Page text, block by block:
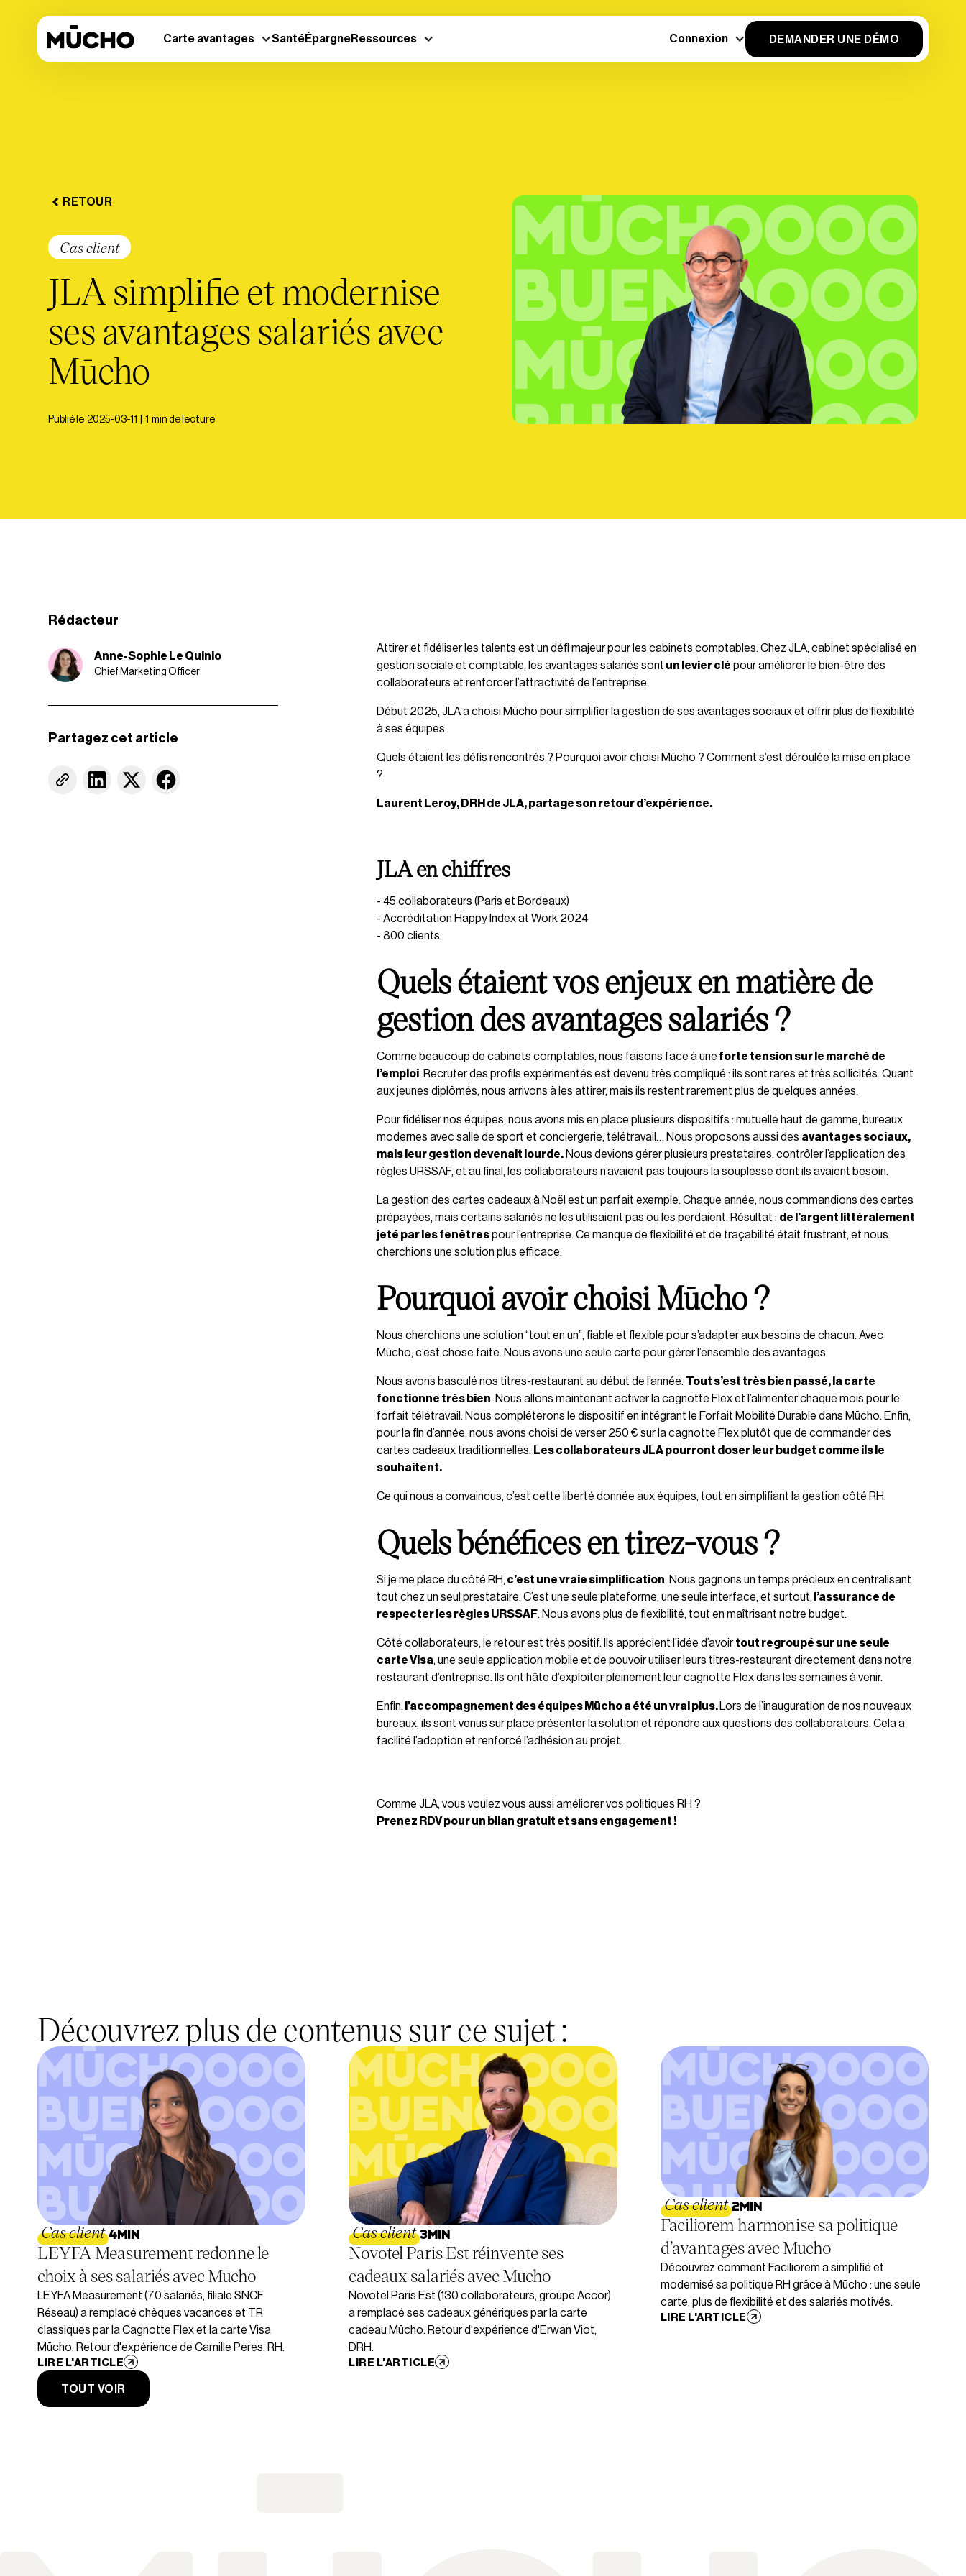
Carte avantages SantéÉpargneRessources Connexion DEMANDER UNE DÉMO
RETOUR
Cas client
JLA simplifie et modernise
ses avantages salariés avec
Mūcho
Publié le 2025-03-11 1 min de lecture
Rédacteur
Anne-Sophie Le Quinio
Chief Marketing Officer
Partagez cet article
Attirer et fidéliser les talents est un défi majeur pour les cabinets comptables. Chez JLA, cabinet spécialisé en
gestion sociale et comptable, les avantages salariés sont un levier clé pour améliorer le bien-être des
collaborateurs et renforcer l’attractivité de l’entreprise.
Début 2025, JLA a choisi Mūcho pour simplifier la gestion de ses avantages sociaux et offrir plus de flexibilité
à ses équipes.
Quels étaient les défis rencontrés ? Pourquoi avoir choisi Mūcho ? Comment s’est déroulée la mise en place
?
Laurent Leroy, DRH de JLA, partage son retour d’expérience.
JLA en chiffres
- 45 collaborateurs (Paris et Bordeaux)
- Accréditation Happy Index at Work 2024
- 800 clients
Quels étaient vos enjeux en matière de
gestion des avantages salariés ?
Comme beaucoup de cabinets comptables, nous faisons face à une forte tension sur le marché de
l’emploi. Recruter des profils expérimentés est devenu très compliqué : ils sont rares et très sollicités. Quant
aux jeunes diplômés, nous arrivons à les attirer, mais ils restent rarement plus de quelques années.
Pour fidéliser nos équipes, nous avons mis en place plusieurs dispositifs : mutuelle haut de gamme, bureaux
modernes avec salle de sport et conciergerie, télétravail… Nous proposons aussi des avantages sociaux,
mais leur gestion devenait lourde.Nous devions gérer plusieurs prestataires, contrôler l’application des
règles URSSAF, et au final, les collaborateurs n’avaient pas toujours la souplesse dont ils avaient besoin.
La gestion des cartes cadeaux à Noël est un parfait exemple. Chaque année, nous commandions des cartes
prépayées, mais certains salariés ne les utilisaient pas ou les perdaient. Résultat : de l’argent littéralement
jeté par les fenêtrespour l’entreprise. Ce manque de flexibilité et de traçabilité était frustrant, et nous
cherchions une solution plus efficace.
Pourquoi avoir choisi Mūcho ?
Nous cherchions une solution “tout en un”, fiable et flexible pour s’adapter aux besoins de chacun. Avec
Mūcho, c’est chose faite. Nous avons une seule carte pour gérer l’ensemble des avantages.
Nous avons basculé nos titres-restaurant au début de l’année. Tout s’est très bien passé, la carte
fonctionne très bien. Nous allons maintenant activer la cagnotte Flex et l’alimenter chaque mois pour le
forfait télétravail. Nous compléterons le dispositif en intégrant le Forfait Mobilité Durable dans Mūcho. Enfin,
pour la fin d’année, nous avons choisi de verser 250 € sur la cagnotte Flex plutôt que de commander des
cartes cadeaux traditionnelles. Les collaborateurs JLA pourront doser leur budget comme ils le
souhaitent.
Ce qui nous a convaincus, c’est cette liberté donnée aux équipes, tout en simplifiant la gestion côté RH.
Quels bénéfices en tirez-vous ?
Si je me place du côté RH, c’est une vraie simplification. Nous gagnons un temps précieux en centralisant
tout chez un seul prestataire. C’est une seule plateforme, une seule interface, et surtout, l’assurance de
respecter les règles URSSAF. Nous avons plus de flexibilité, tout en maîtrisant notre budget.
Côté collaborateurs, le retour est très positif. Ils apprécient l’idée d’avoirtout regroupé sur une seule
carte Visa, une seule application mobile et de pouvoir utiliser leurs titres-restaurant directement dans notre
restaurant d’entreprise. Ils ont hâte d’exploiter pleinement leur cagnotte Flex dans les semaines à venir.
Enfin, l’accompagnement des équipes Mūcho a été un vrai plus. Lors de l’inauguration de nos nouveaux
bureaux, ils sont venus sur place présenter la solution et répondre aux questions des collaborateurs. Cela a
facilité l’adoption et renforcé l’adhésion au projet.
Comme JLA, vous voulez vous aussi améliorer vos politiques RH ?
Prenez RDVpour un bilan gratuit et sans engagement !
Découvrez plus de contenus sur ce sujet :
Cas client 4MIN
LEYFA Measurement redonne le
choix à ses salariés avec Mūcho
LEYFA Measurement (70 salariés, filiale SNCF
Réseau) a remplacé chèques vacances et TR
classiques par la Cagnotte Flex et la carte Visa
Mūcho. Retour d'expérience de Camille Peres, RH.
LIRE L'ARTICLE
Cas client 3MIN
Novotel Paris Est réinvente ses
cadeaux salariés avec Mūcho
Novotel Paris Est (130 collaborateurs, groupe Accor)
a remplacé ses cadeaux génériques par la carte
cadeau Mūcho. Retour d'expérience d'Erwan Viot,
DRH.
LIRE L'ARTICLE
Cas client 2MIN
Faciliorem harmonise sa politique
d’avantages avec Mūcho
Découvrez comment Faciliorem a simplifié et
modernisé sa politique RH grâce à Mūcho : une seule
carte, plus de flexibilité et des salariés motivés.
LIRE L'ARTICLE
TOUT VOIR